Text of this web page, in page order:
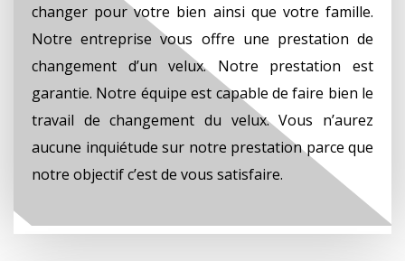
changer pour votre bien ainsi que votre famille.
Notre entreprise vous offre une prestation de
changement d’un velux. Notre prestation est
garantie. Notre équipe est capable de faire bien le
travail de changement du velux. Vous n’aurez
aucune inquiétude sur notre prestation parce que
notre objectif c’est de vous satisfaire.